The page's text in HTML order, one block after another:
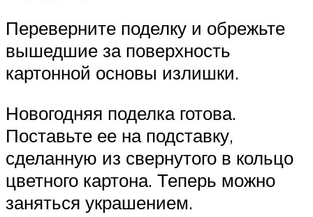
Переверните поделку и обрежьте
вышедшие за поверхность
картонной основы излишки.
Новогодняя поделка готова.
Поставьте ее на подставку,
сделанную из свернутого в кольцо
цветного картона. Теперь можно
заняться украшением.